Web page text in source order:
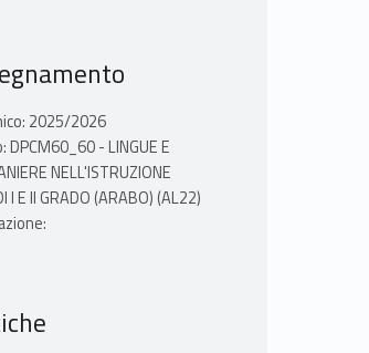
2025/2026
- LINGUE E
NELL'ISTRUZIONE
I E II GRADO (ARABO) (AL22)